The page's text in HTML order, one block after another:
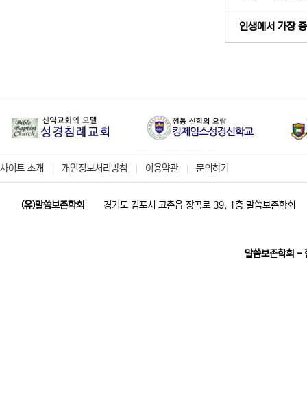
인생에서 가장
사이트 소개 개인정보처리방침 이용약관 문의하기
(유)말씀보존학회 경기도 김포시 고촌읍 장곡로 39, 1층 말씀보존학회
말씀보존학회 -